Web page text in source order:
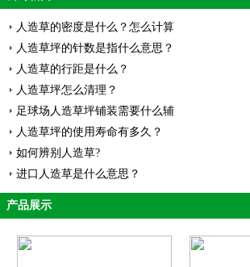
人造草的密度是什么？怎么计算
人造草坪的针数是指什么意思？
人造草的行距是什么？
人造草坪怎么清理？
足球场人造草坪铺装需要什么辅
人造草坪的使用寿命有多久？
如何辨别人造草?
进口人造草是什么意思？
产品展示